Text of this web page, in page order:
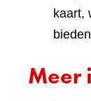
kaart,
Meer